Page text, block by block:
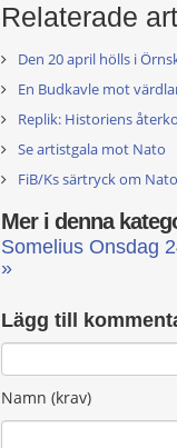
Relaterade
Den 20 april hölls i
En Budkavle mot
Replik: Historiens
Se artistgala mot Nato
FiB/Ks särtryck om
Mer i denna
Somelius Onsdag
»
Lägg till
Namn (krav)